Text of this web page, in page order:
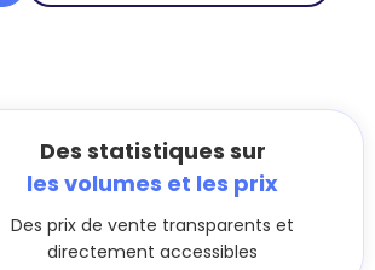
Des statistiques sur
les volumes et les prix
Des prix de vente transparents et
directement accessibles